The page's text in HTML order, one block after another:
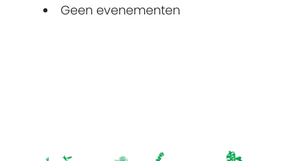
Geen evenementen